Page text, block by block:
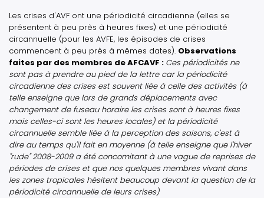
Les crises d'AVF ont une périodicité circadienne (elles se
présentent à peu près à heures fixes) et une périodicité
circannuelle (pour les AVFE, les épisodes de crises
commencent à peu près à mêmes dates). Observations
faites par des membres de AFCAVF : Ces périodicités ne
sont pas à prendre au pied de la lettre car la périodicité
circadienne des crises est souvent liée à celle des activités (à
telle enseigne que lors de grands déplacements avec
changement de fuseau horaire les crises sont à heures fixes
mais celles-ci sont les heures locales) et la périodicité
circannuelle semble liée à la perception des saisons, c'est à
dire au temps qu'il fait en moyenne (à telle enseigne que l'hiver
"rude" 2008-2009 a été concomitant à une vague de reprises de
périodes de crises et que nos quelques membres vivant dans
les zones tropicales hésitent beaucoup devant la question de la
périodicité circannuelle de leurs crises)